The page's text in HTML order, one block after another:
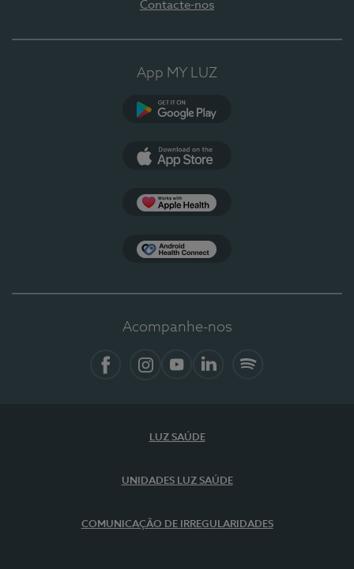
Contacte-nos
App MY LUZ
Acompanhe-nos
LUZ SAÚDE
UNIDADES LUZ SAÚDE
COMUNICAÇÃO DE IRREGULARIDADES